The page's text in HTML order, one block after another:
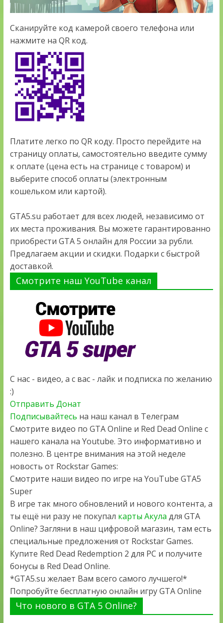
Сканируйте код камерой своего телефона или
нажмите на QR код.
Платите легко по QR коду. Просто перейдите на
страницу оплаты, самостоятельно введите сумму
к оплате (цена есть на странице с товаром) и
выберите способ оплаты (электронным
кошельком или картой).
GTA5.su работает для всех людей, независимо от
их места проживания. Вы можете гарантированно
приобрести GTA 5 онлайн для России за рубли.
Предлагаем акции и скидки. Подарки с быстрой
доставкой.
Смотрите наш YouTube канал
С нас - видео, а с вас - лайк и подписка по желанию
:)
Отправить Донат
Подписывайтесь на наш канал в Телеграм
Смотрите видео по GTA Online и Red Dead Online с
нашего канала на Youtube. Это информативно и
полезно. В центре внимания на этой неделе
новость от Rockstar Games:
Смотрите наши видео по игре на YouTube GTA5
Super
В игре так много обновлений и нового контента, а
ты ещё ни разу не покупал карты Акула для GTA
Online? Загляни в наш цифровой магазин, там есть
специальные предложения от Rockstar Games.
Купите Red Dead Redemption 2 для PC и получите
бонусы в Red Dead Online.
*GTA5.su желает Вам всего самого лучшего!*
Попробуйте бесплатную онлайн игру GTA Online
Что нового в GTA 5 Online?